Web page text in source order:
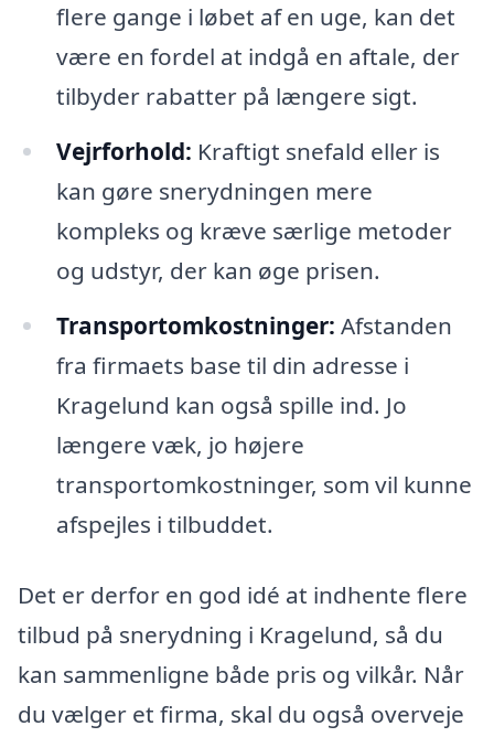
flere gange i løbet af en uge, kan det
være en fordel at indgå en aftale, der
tilbyder rabatter på længere sigt.
Vejrforhold: Kraftigt snefald eller is
kan gøre snerydningen mere
kompleks og kræve særlige metoder
og udstyr, der kan øge prisen.
Transportomkostninger: Afstanden
fra firmaets base til din adresse i
Kragelund kan også spille ind. Jo
længere væk, jo højere
transportomkostninger, som vil kunne
afspejles i tilbuddet.
Det er derfor en god idé at indhente flere
tilbud på snerydning i Kragelund, så du
kan sammenligne både pris og vilkår. Når
du vælger et firma, skal du også overveje